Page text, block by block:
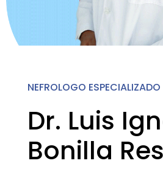
NEFROLOGO ESPECIALIZADO
Dr. Luis
Bonilla